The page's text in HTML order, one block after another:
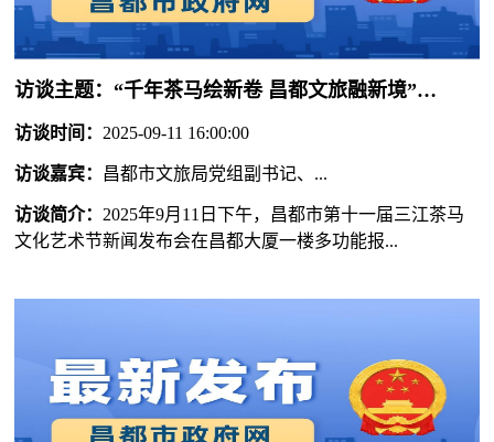
访谈主题： “千年茶马绘新卷 昌都文旅融新境”——昌都市第十一届三江茶马文化艺术节新闻发布会
访谈时间： 2025-09-11 16:00:00
访谈嘉宾： 昌都市文旅局党组副书记、...
访谈简介： 2025年9月11日下午，昌都市第十一届三江茶马
文化艺术节新闻发布会在昌都大厦一楼多功能报...